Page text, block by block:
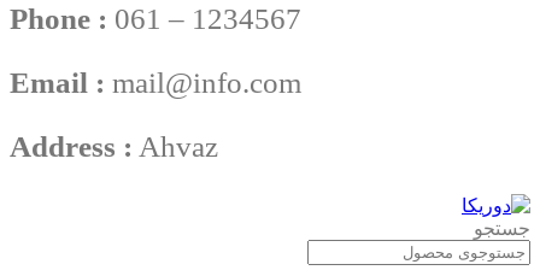
Phone : 061 – 1234567
Email : mail@info.com
Address : Ahvaz
جستجو